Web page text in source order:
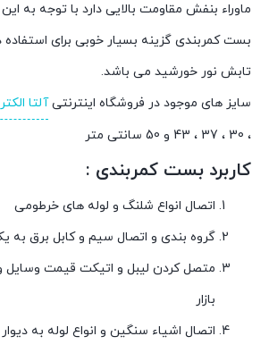
ماوراء بنفش مقاومت بالایی دارد با توجه به
بست کمربندی گزینه بسیار خوبی برای استفاده
تابش نور خورشید می باشد.
سایز های موجود در فروشگاه اینترنتیآلتا
، 30 ، 37 ، 43 و 50 سانتی متر
کاربرد بست کمربندی :
اتصال انواع شلنگ و لوله های خرطومی
گروه بندی و اتصال سیم و کابل برق به
متصل کردن لیبل و اتیکت قیمت وسایل
بازار
اتصال اشیاء سنگین و انواع لوله به